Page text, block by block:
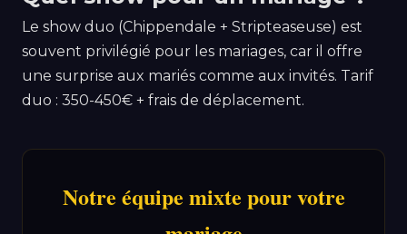
Le show duo (Chippendale + Stripteaseuse) est
souvent privilégié pour les mariages, car il offre
une surprise aux mariés comme aux invités. Tarif
duo : 350-450€ + frais de déplacement.
Notre équipe mixte pour votre